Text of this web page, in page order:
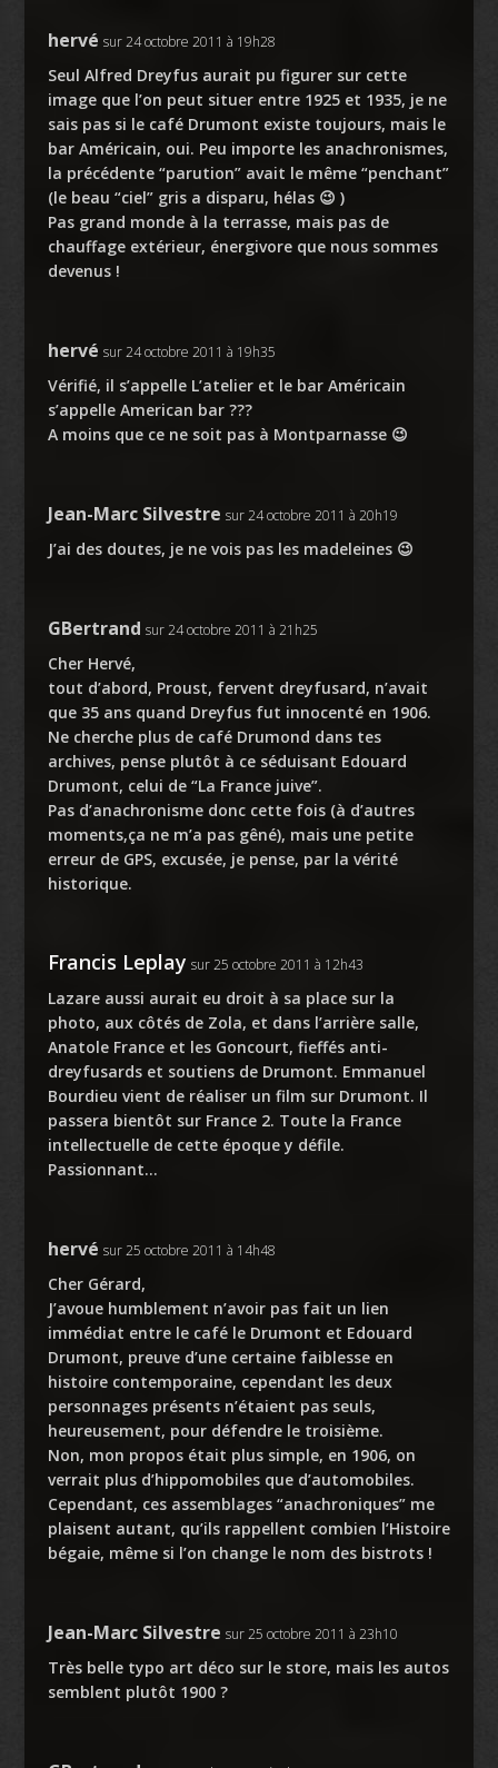
hervé sur 24 octobre 2011 à 19h28
Seul Alfred Dreyfus aurait pu figurer sur cette
image que l’on peut situer entre 1925 et 1935, je ne
sais pas si le café Drumont existe toujours, mais le
bar Américain, oui. Peu importe les anachronismes,
la précédente “parution” avait le même “penchant”
(le beau “ciel” gris a disparu, hélas 😉 )
Pas grand monde à la terrasse, mais pas de
chauffage extérieur, énergivore que nous sommes
devenus !
hervé sur 24 octobre 2011 à 19h35
Vérifié, il s’appelle L’atelier et le bar Américain
s’appelle American bar ???
A moins que ce ne soit pas à Montparnasse 😉
Jean-Marc Silvestre sur 24 octobre 2011 à 20h19
J’ai des doutes, je ne vois pas les madeleines 😉
GBertrand sur 24 octobre 2011 à 21h25
Cher Hervé,
tout d’abord, Proust, fervent dreyfusard, n’avait
que 35 ans quand Dreyfus fut innocenté en 1906.
Ne cherche plus de café Drumond dans tes
archives, pense plutôt à ce séduisant Edouard
Drumont, celui de “La France juive”.
Pas d’anachronisme donc cette fois (à d’autres
moments,ça ne m’a pas gêné), mais une petite
erreur de GPS, excusée, je pense, par la vérité
historique.
Francis Leplay sur 25 octobre 2011 à 12h43
Lazare aussi aurait eu droit à sa place sur la
photo, aux côtés de Zola, et dans l’arrière salle,
Anatole France et les Goncourt, fieffés anti-
dreyfusards et soutiens de Drumont. Emmanuel
Bourdieu vient de réaliser un film sur Drumont. Il
passera bientôt sur France 2. Toute la France
intellectuelle de cette époque y défile.
Passionnant…
hervé sur 25 octobre 2011 à 14h48
Cher Gérard,
J’avoue humblement n’avoir pas fait un lien
immédiat entre le café le Drumont et Edouard
Drumont, preuve d’une certaine faiblesse en
histoire contemporaine, cependant les deux
personnages présents n’étaient pas seuls,
heureusement, pour défendre le troisième.
Non, mon propos était plus simple, en 1906, on
verrait plus d’hippomobiles que d’automobiles.
Cependant, ces assemblages “anachroniques” me
plaisent autant, qu’ils rappellent combien l’Histoire
bégaie, même si l’on change le nom des bistrots !
Jean-Marc Silvestre sur 25 octobre 2011 à 23h10
Très belle typo art déco sur le store, mais les autos
semblent plutôt 1900 ?